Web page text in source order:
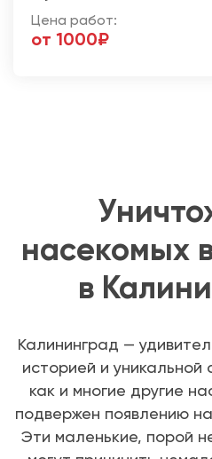
Цена работ:
от 1000₽
насекомых
в
Калининград —
историей и
как и многие другие
подвержен появлению
Эти маленькие, порой